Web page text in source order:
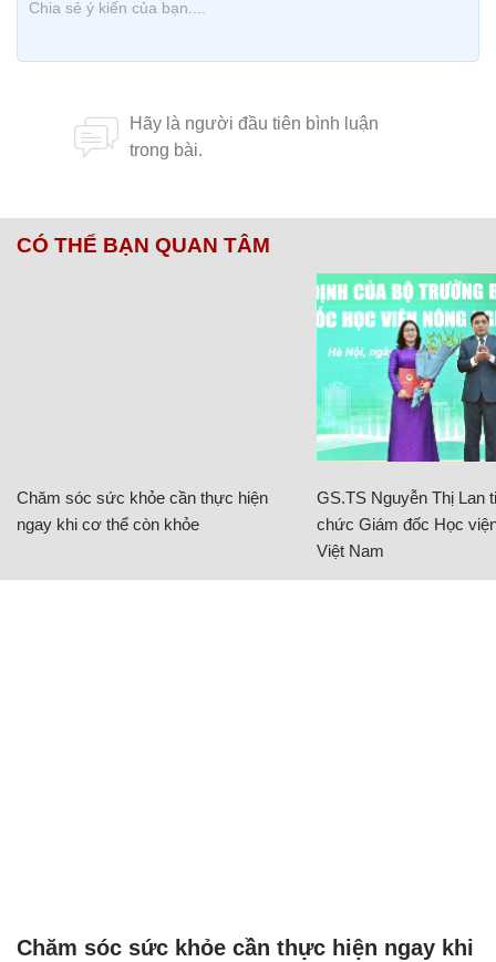
CÓ THỂ BẠN QUAN TÂM
Chăm sóc sức khỏe cần thực hiện
ngay khi cơ thể còn khỏe
GS.TS Nguyễn Thị Lan
chức Giám đốc Học
Việt Nam
Chăm sóc sức khỏe cần thực hiện ngay khi